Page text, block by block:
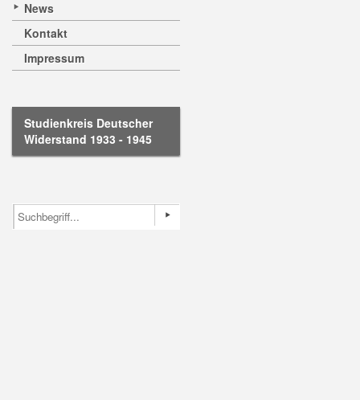
News
Kontakt
Impressum
Studienkreis Deutscher
Widerstand 1933 - 1945